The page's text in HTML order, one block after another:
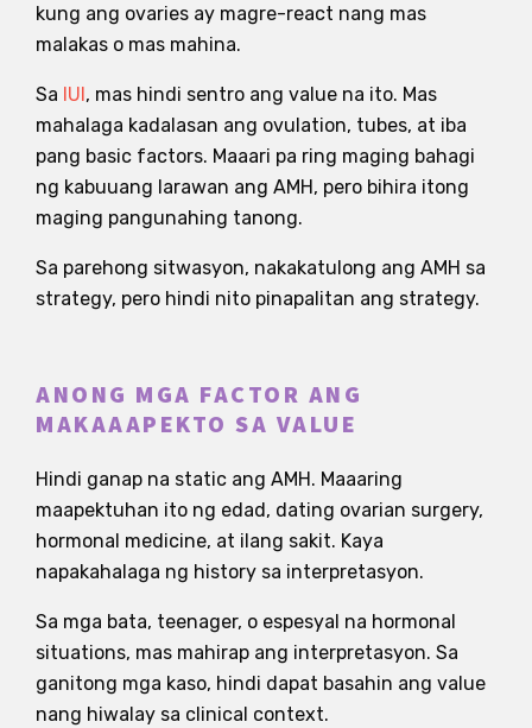
kung ang ovaries ay magre-react nang mas
malakas o mas mahina.
Sa IUI, mas hindi sentro ang value na ito. Mas
mahalaga kadalasan ang ovulation, tubes, at iba
pang basic factors. Maaari pa ring maging bahagi
ng kabuuang larawan ang AMH, pero bihira itong
maging pangunahing tanong.
Sa parehong sitwasyon, nakakatulong ang AMH sa
strategy, pero hindi nito pinapalitan ang strategy.
ANONG MGA FACTOR ANG
MAKAAAPEKTO SA VALUE
Hindi ganap na static ang AMH. Maaaring
maapektuhan ito ng edad, dating ovarian surgery,
hormonal medicine, at ilang sakit. Kaya
napakahalaga ng history sa interpretasyon.
Sa mga bata, teenager, o espesyal na hormonal
situations, mas mahirap ang interpretasyon. Sa
ganitong mga kaso, hindi dapat basahin ang value
nang hiwalay sa clinical context.